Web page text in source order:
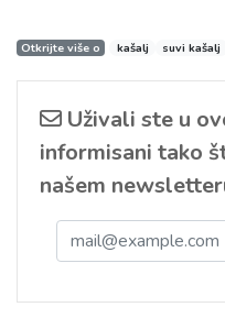
Otkrijte više o kašalj suvi kašalj
Uživali ste u
informisani tako
našem